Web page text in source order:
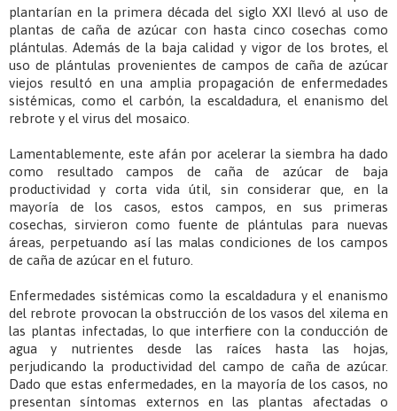
plantarían en la primera década del siglo XXI llevó al uso de
plantas de caña de azúcar con hasta cinco cosechas como
plántulas. Además de la baja calidad y vigor de los brotes, el
uso de plántulas provenientes de campos de caña de azúcar
viejos resultó en una amplia propagación de enfermedades
sistémicas, como el carbón, la escaldadura, el enanismo del
rebrote y el virus del mosaico.
Lamentablemente, este afán por acelerar la siembra ha dado
como resultado campos de caña de azúcar de baja
productividad y corta vida útil, sin considerar que, en la
mayoría de los casos, estos campos, en sus primeras
cosechas, sirvieron como fuente de plántulas para nuevas
áreas, perpetuando así las malas condiciones de los campos
de caña de azúcar en el futuro.
Enfermedades sistémicas como la escaldadura y el enanismo
del rebrote provocan la obstrucción de los vasos del xilema en
las plantas infectadas, lo que interfiere con la conducción de
agua y nutrientes desde las raíces hasta las hojas,
perjudicando la productividad del campo de caña de azúcar.
Dado que estas enfermedades, en la mayoría de los casos, no
presentan síntomas externos en las plantas afectadas o